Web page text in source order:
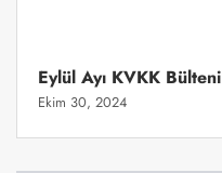
Eylül Ayı KVKK Bülteni
Ekim 30, 2024